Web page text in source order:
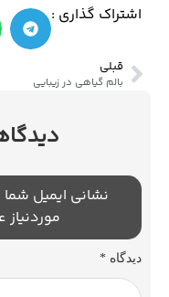
اشتراک گذاری :
قبلی
بالم گیاهی در زیبایی
نشانی ایمیل
دیدگاه *